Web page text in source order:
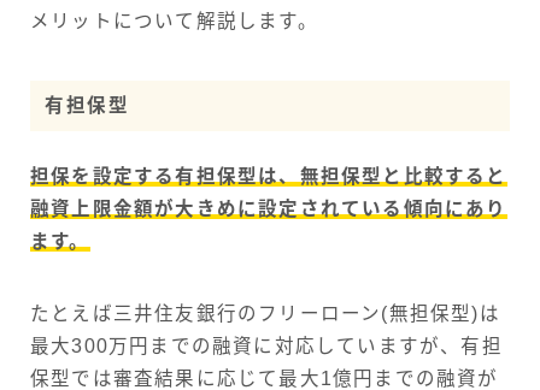
メリットについて解説します。
有担保型
担保を設定する有担保型は、無担保型と比較すると
融資上限金額が大きめに設定されている傾向にあり
ます。
たとえば三井住友銀行のフリーローン(無担保型)は
最大300万円までの融資に対応していますが、有担
保型では審査結果に応じて最大1億円までの融資が